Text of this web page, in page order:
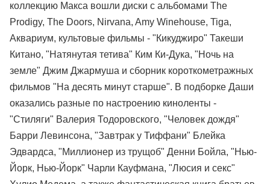
коллекцию Макса вошли диски с альбомами The
Prodigy, The Doors, Nirvana, Amy Winehouse, Tiga,
Аквариум, культовые фильмы - "Кикуджиро" Такеши
Китано, "Натянутая тетива" Ким Ки-Дука, "Ночь на
земле" Джим Джармуша и сборник короткометражных
фильмов "На десять минут старше". В подборке Даши
оказались разные по настроению киноленты -
"Стиляги" Валерия Тодоровского, "Человек дождя"
Барри Левинсона, "Завтрак у Тиффани" Блейка
Эдвардса, "Миллионер из трущоб" Денни Бойла, "Нью-
Йорк, Нью-Йорк" Чарли Кауфмана, "Люсия и секс"